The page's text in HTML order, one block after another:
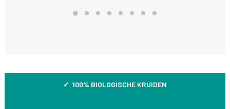
✓ 100% BIOLOGISCHE KRUIDEN